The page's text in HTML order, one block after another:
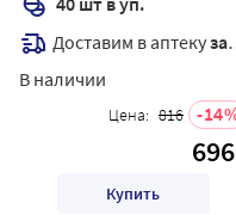
Доставим в аптекузавтра
В наличии
Цена: 816 14
696
Купить